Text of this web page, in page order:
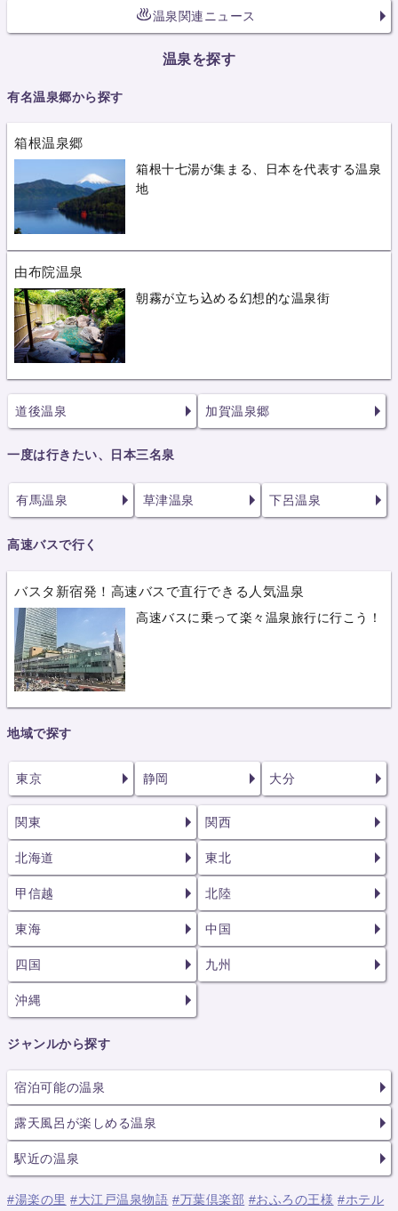
温泉関連ニュース
温泉を探す
有名温泉郷から探す
箱根温泉郷
箱根十七湯が集まる、日本を代表する温泉
地
由布院温泉
朝霧が立ち込める幻想的な温泉街
道後温泉 加賀温泉郷
一度は行きたい、日本三名泉
有馬温泉 草津温泉 下呂温泉
高速バスで行く
バスタ新宿発！高速バスで直行できる人気温泉
高速バスに乗って楽々温泉旅行に行こう！
地域で探す
東京 静岡 大分
関東 関西
北海道 東北
甲信越 北陸
東海 中国
四国 九州
沖縄
ジャンルから探す
宿泊可能の温泉
露天風呂が楽しめる温泉
駅近の温泉
#湯楽の里 #大江戸温泉物語 #万葉倶楽部 #おふろの王様 #ホテル